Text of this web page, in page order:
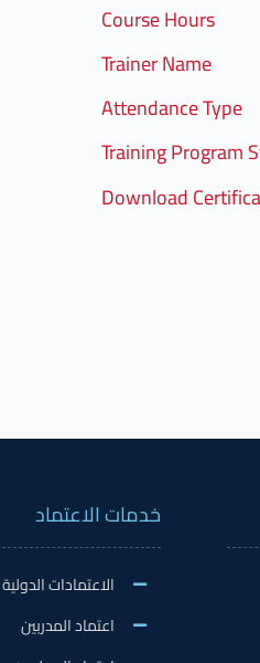
Course Hours
Trainer Name
Attendance Type
Training Program
Download
خدمات الاعتماد
الاعتمادات الدولية
اعتماد المدربين